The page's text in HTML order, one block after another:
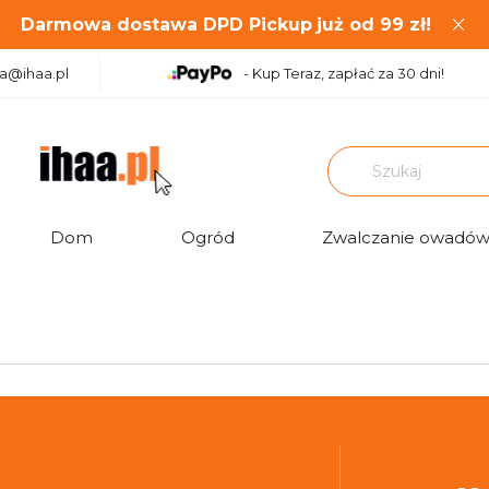
Darmowa dostawa DPD Pickup już od 99 zł!
- Kup Teraz, zapłać za 30 dni!
Dom Ogród Zwalczanie owadów